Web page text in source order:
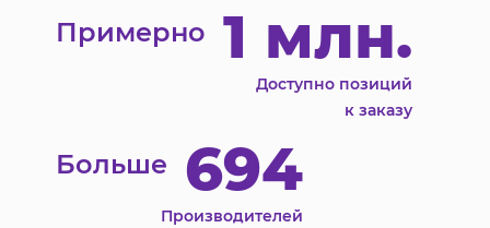
Примерно 1 млн.
Доступно позиций
к заказу
Больше 694
Производителей